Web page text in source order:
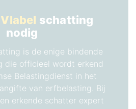
Vlabel schatting
nodig
is de enige bindende
die officieel wordt erkend
Belastingdienst in het
van erfbelasting. Bij
erkende schatter expert